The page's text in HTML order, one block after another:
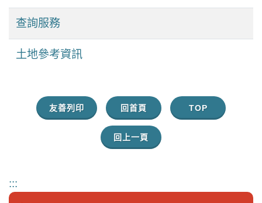
:::
查詢服務
土地參考資訊
友善列印 回首頁 TOP
回上一頁